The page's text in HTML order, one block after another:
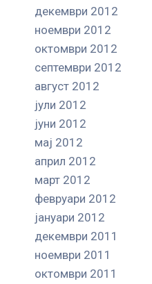
декември 2012
ноември 2012
октомври 2012
септември 2012
август 2012
јули 2012
јуни 2012
мај 2012
април 2012
март 2012
февруари 2012
јануари 2012
декември 2011
ноември 2011
октомври 2011